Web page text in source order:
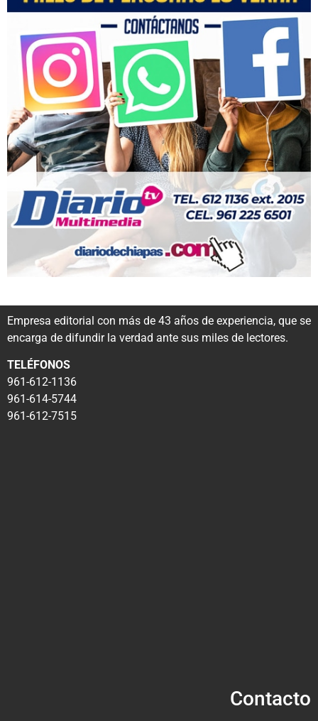
Empresa editorial con más de 43 años de experiencia, que se
encarga de difundir la verdad ante sus miles de lectores.
TELÉFONOS
961-612-1136
961-614-5744
961-612-7515
Contacto